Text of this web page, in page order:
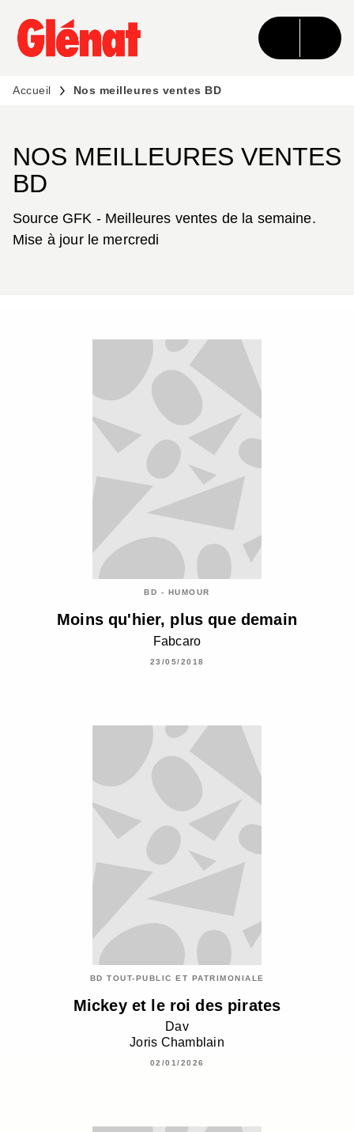
MENU RECHERCHE CONTENU
PIED DE PAGE
Accueil Nos meilleures ventes BD
NOS MEILLEURES VENTES
BD
Source GFK - Meilleures ventes de la semaine.
Mise à jour le mercredi
BD - HUMOUR
Moins qu'hier, plus que demain
Fabcaro
23/05/2018
BD TOUT-PUBLIC ET PATRIMONIALE
Mickey et le roi des pirates
Dav
Joris Chamblain
02/01/2026